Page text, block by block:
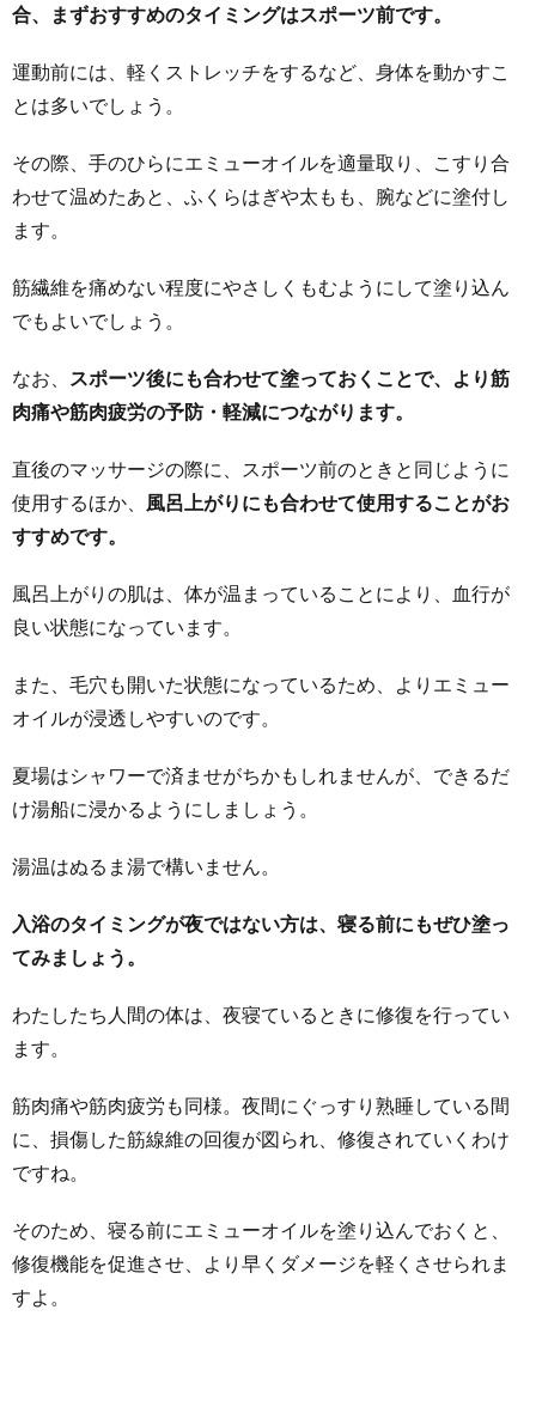
合、まずおすすめのタイミングはスポーツ前です。
運動前には、軽くストレッチをするなど、身体を動かすこ
とは多いでしょう。
その際、手のひらにエミューオイルを適量取り、こすり合
わせて温めたあと、ふくらはぎや太もも、腕などに塗付し
ます。
筋繊維を痛めない程度にやさしくもむようにして塗り込ん
でもよいでしょう。
なお、
スポーツ後にも合わせて塗っておくことで、より筋
肉痛や筋肉疲労の予防・軽減につながります。
直後のマッサージの際に、スポーツ前のときと同じように
使用するほか、 風呂上がりにも合わせて使用することがお
すすめです。
風呂上がりの肌は、体が温まっていることにより、血行が
良い状態になっています。
また、毛穴も開いた状態になっているため、よりエミュー
オイルが浸透しやすいのです。
夏場はシャワーで済ませがちかもしれませんが、できるだ
け湯船に浸かるようにしましょう。
湯温はぬるま湯で構いません。
入浴のタイミングが夜ではない方は、寝る前にもぜひ塗っ
てみましょう。
わたしたち人間の体は、夜寝ているときに修復を行ってい
ます。
筋肉痛や筋肉疲労も同様。夜間にぐっすり熟睡している間
に、損傷した筋線維の回復が図られ、修復されていくわけ
ですね。
そのため、寝る前にエミューオイルを塗り込んでおくと、
修復機能を促進させ、より早くダメージを軽くさせられま
すよ。